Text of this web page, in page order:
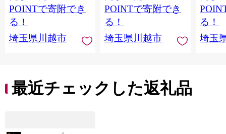
POINTで寄附でき
る！
埼玉県川越市
POINTで寄附でき
る！
埼玉県川越市
る！
埼玉
最近チェックした返礼品